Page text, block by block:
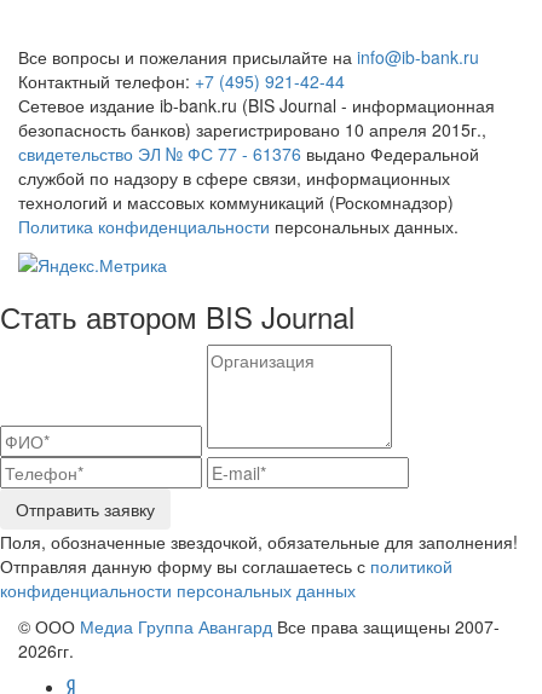
Все вопросы и пожелания присылайте на info@ib-bank.ru
Контактный телефон: +7 (495) 921-42-44
Сетевое издание ib-bank.ru (BIS Journal - информационная
безопасность банков) зарегистрировано 10 апреля 2015г.,
свидетельство ЭЛ № ФС 77 - 61376 выдано Федеральной
службой по надзору в сфере связи, информационных
технологий и массовых коммуникаций (Роскомнадзор)
Политика конфиденциальности персональных данных.
Стать автором BIS Journal
Отправить заявку
Поля, обозначенные звездочкой, обязательные для заполнения!
Отправляя данную форму вы соглашаетесь с политикой
конфиденциальности персональных данных
© ООО Медиа Группа Авангард Все права защищены 2007-
2026гг.